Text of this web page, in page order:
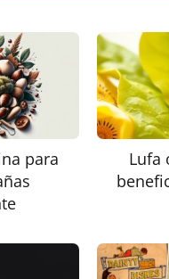
para
Lufa